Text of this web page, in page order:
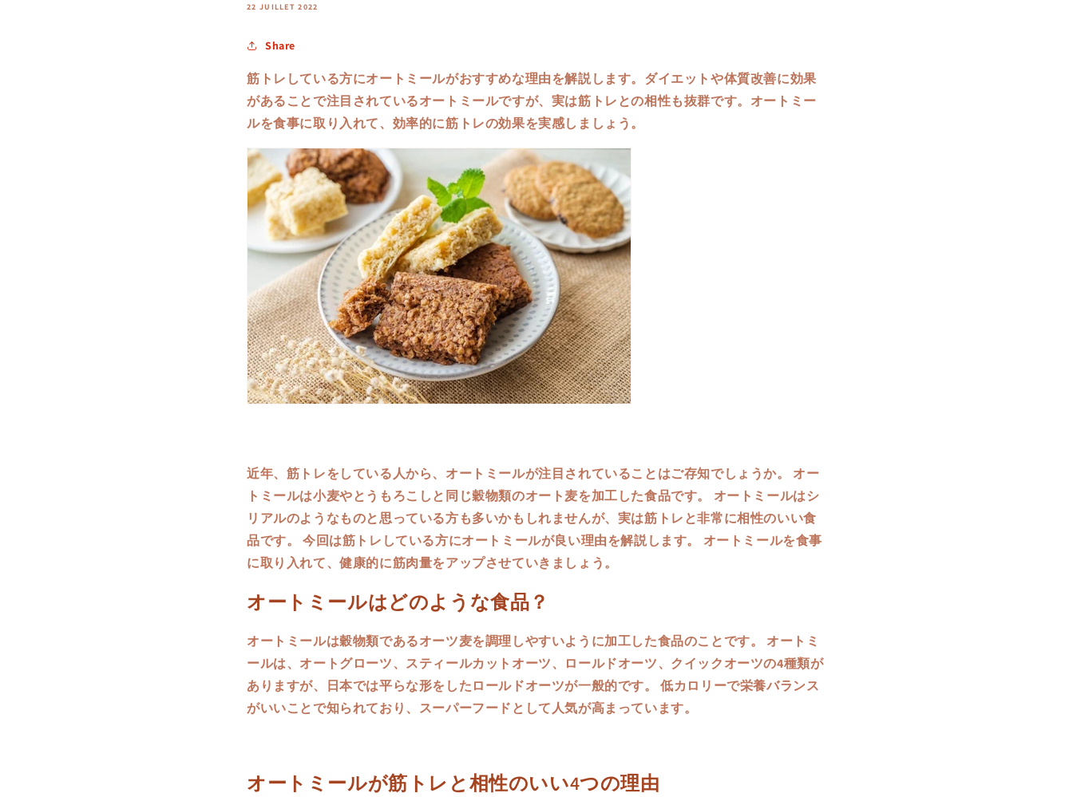
22 JUILLET 2022
Share
筋トレしている方にオートミールがおすすめな理由を解説します。ダイエットや体質改善に効果
があることで注目されているオートミールですが、実は筋トレとの相性も抜群です。オートミー
ルを食事に取り入れて、効率的に筋トレの効果を実感しましょう。
近年、筋トレをしている人から、オートミールが注目されていることはご存知でしょうか。 オー
トミールは小麦やとうもろこしと同じ穀物類のオート麦を加工した食品です。 オートミールはシ
リアルのようなものと思っている方も多いかもしれませんが、実は筋トレと非常に相性のいい食
品です。 今回は筋トレしている方にオートミールが良い理由を解説します。 オートミールを食事
に取り入れて、健康的に筋肉量をアップさせていきましょう。
オートミールはどのような食品？
オートミールは穀物類であるオーツ麦を調理しやすいように加工した食品のことです。 オートミ
ールは、オートグローツ、スティールカットオーツ、ロールドオーツ、クイックオーツの4種類が
ありますが、日本では平らな形をしたロールドオーツが一般的です。 低カロリーで栄養バランス
がいいことで知られており、スーパーフードとして人気が高まっています。
オートミールが筋トレと相性のいい4つの理由